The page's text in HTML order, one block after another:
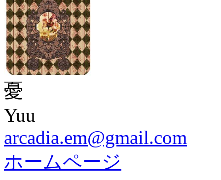
憂
Yuu
arcadia.em@gmail.com
ホームページ